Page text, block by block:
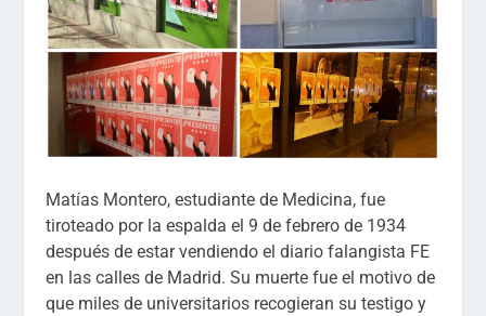
Matías Montero, estudiante de Medicina, fue
tiroteado por la espalda el 9 de febrero de 1934
después de estar vendiendo el diario falangista FE
en las calles de Madrid. Su muerte fue el motivo de
que miles de universitarios recogieran su testigo y